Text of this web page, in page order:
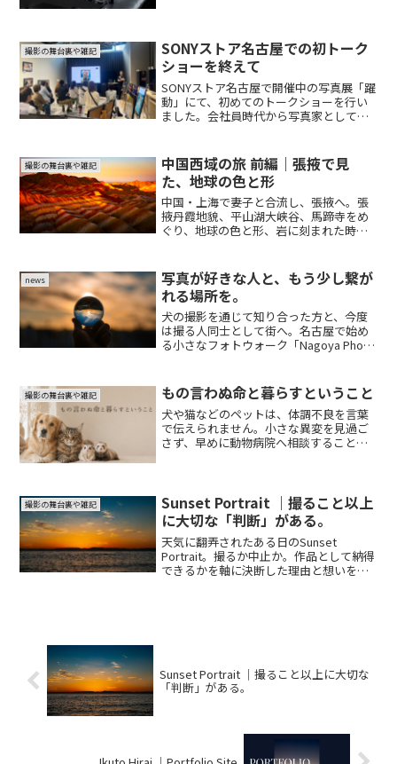
撮影の舞台裏や雑記
SONYストア名古屋での初トーク
ショーを終えて
SONYストア名古屋で開催中の写真展「躍
動」にて、初めてのトークショーを行い
ました。会社員時代から写真家として活
て現物展示の意味について振り返りま
す。
撮影の舞台裏や雑記
中国西域の旅 前編｜張掖で見
た、地球の色と形
中国・上海で妻子と合流し、張掖へ。張
掖丹霞地貌、平山湖大峡谷、馬蹄寺をめ
ぐり、地球の色と形、岩に刻まれた時間
news
写真が好きな人と、もう少し繋が
れる場所を。
犬の撮影を通じて知り合った方と、今度
は撮る人同士として街へ。名古屋で始め
る小さなフォトウォーク「Nagoya Photo
撮影の舞台裏や雑記 もの言わぬ命と暮らすということ
犬や猫などのペットは、体調不良を言葉
で伝えられません。小さな異変を見過ご
さず、早めに動物病院へ相談することの
撮影の舞台裏や雑記
Sunset Portrait ｜撮ること以上
に大切な「判断」がある。
天気に翻弄されたある日のSunset
Portrait。撮るか中止か。作品として納得
できるかを軸に決断した理由と想いを綴
Sunset Portrait ｜撮ること以上に大切な
「判断」がある。